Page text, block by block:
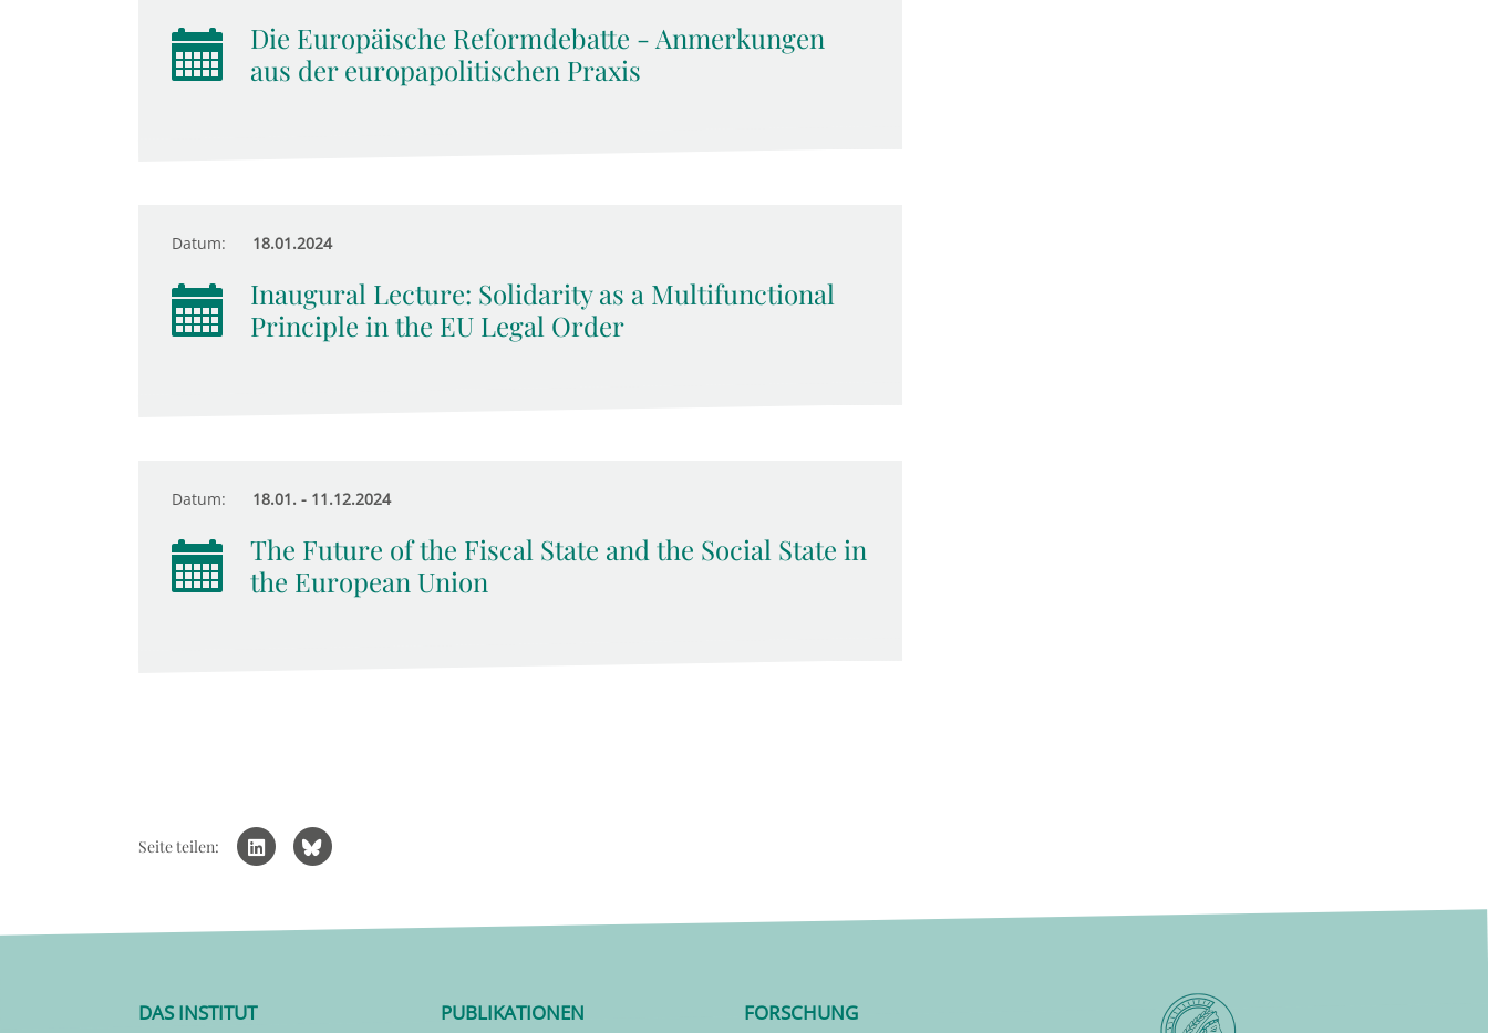
Die Europäische Reformdebatte - Anmerkungen
aus der europapolitischen Praxis
Datum: 18.01.2024
Inaugural Lecture: Solidarity as a Multifunctional
Principle in the EU Legal Order
Datum: 18.01. - 11.12.2024
The Future of the Fiscal State and the Social State in
the European Union
Seite teilen:
DAS INSTITUT PUBLIKATIONEN FORSCHUNG